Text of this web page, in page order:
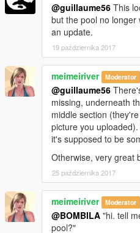
@guillaume56 This
but the pool no
an update.
19 października 2017
meimeiriver Moderator
@guillaume56
missing, underneath
middle section
picture you
it's supposed to be
Otherwise, very great
25 października 2017
meimeiriver Moderator
@BOMBILA "hi. tell
pool?"